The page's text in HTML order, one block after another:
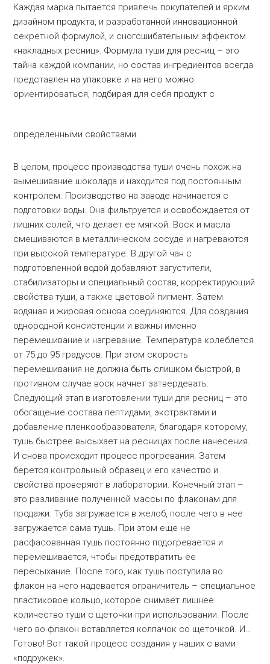
Каждая марка пытается привлечь покупателей и ярким
дизайном продукта, и разработанной инновационной
секретной формулой, и сногсшибательным эффектом
«накладных ресниц». Формула туши для ресниц – это
тайна каждой компании, но состав ингредиентов всегда
представлен на упаковке и на него можно
ориентироваться, подбирая для себя продукт с
определенными свойствами.
В целом, процесс производства туши очень похож на
вымешивание шоколада и находится под постоянным
контролем. Производство на заводе начинается с
подготовки воды. Она фильтруется и освобождается от
лишних солей, что делает ее мягкой. Воск и масла
смешиваются в металлическом сосуде и нагреваются
при высокой температуре. В другой чан с
подготовленной водой добавляют загустители,
стабилизаторы и специальный состав, корректирующий
свойства туши, а также цветовой пигмент. Затем
водяная и жировая основа соединяются. Для создания
однородной консистенции и важны именно
перемешивание и нагревание. Температура колеблется
от 75 до 95 градусов. При этом скорость
перемешивания не должна быть слишком быстрой, в
противном случае воск начнет затвердевать.
Следующий этап в изготовлении туши для ресниц – это
обогащение состава пептидами, экстрактами и
добавление пленкообразователя, благодаря которому,
тушь быстрее высыхает на ресницах после нанесения.
И снова происходит процесс прогревания. Затем
берется контрольный образец и его качество и
свойства проверяют в лаборатории. Конечный этап –
это разливание полученной массы по флаконам для
продажи. Туба загружается в желоб, после чего в нее
загружается сама тушь. При этом еще не
расфасованная тушь постоянно подогревается и
перемешивается, чтобы предотвратить ее
пересыхание. После того, как тушь поступила во
флакон на него надевается ограничитель – специальное
пластиковое кольцо, которое снимает лишнее
количество туши с щеточки при использовании. После
чего во флакон вставляется колпачок со щеточкой. И…
Готово! Вот такой процесс создания у наших с вами
«подружек».